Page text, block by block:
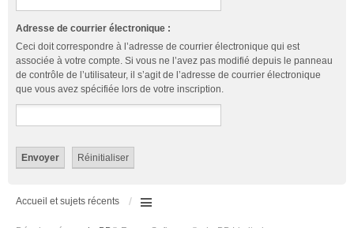
Adresse de courrier électronique :
Ceci doit correspondre à l’adresse de courrier électronique qui est
associée à votre compte. Si vous ne l’avez pas modifié depuis le panneau
de contrôle de l’utilisateur, il s’agit de l’adresse de courrier électronique
que vous avez spécifiée lors de votre inscription.
Accueil et sujets récents